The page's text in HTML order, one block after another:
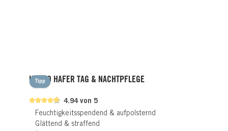
Produktgalerie überspringen
Tipp
4.94 von 5
HYDRO HAFER TAG & NACHTPFLEGE
Feuchtigkeitsspendend & aufpolsternd
Glättend & straffend